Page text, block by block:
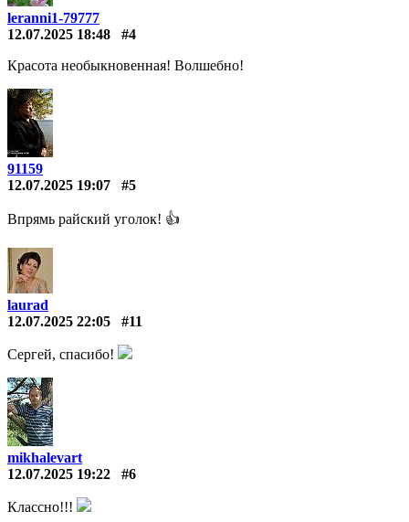
leranni1-79777
12.07.2025 18:48
#4
Красота необыкновенная! Волшебно!
91159
12.07.2025 19:07
#5
Впрямь райский уголок! 👍
laurad
12.07.2025 22:05
#11
Сергей, спасибо!
mikhalevart
12.07.2025 19:22
#6
Классно!!!